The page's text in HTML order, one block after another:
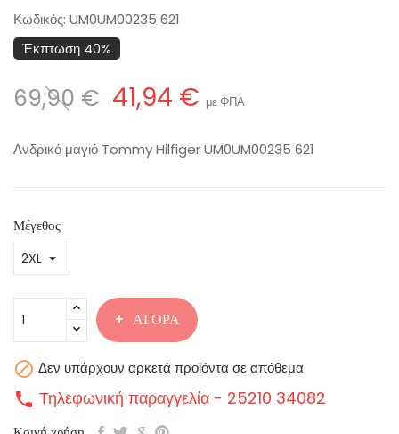
Κωδικός: UM0UM00235 621
Έκπτωση 40%
69,90 € 41,94 € με ΦΠΑ
Ανδρικό μαγιό Tommy Hilfiger UM0UM00235 621
Μέγεθος
ΑΓΟΡΆ
 Δεν υπάρχουν αρκετά προϊόντα σε απόθεμα
call Τηλεφωνική παραγγελία - 25210 34082